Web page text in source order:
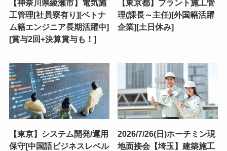
【神奈川県綾瀬市】電気施
工管理[社員寮有り][ベトナ
ム籍エンジニア長期活躍中]
[賞与2回+決算賞与も！]
【東京都】プラント施工管
理(課長～主任)[外国籍活躍
企業][土日休み]
【東京】システム開発/運用
保守[中国語ビジネスレベル
2026/7/26(日)ホーチミン現
地面接会【埼玉】建築施工